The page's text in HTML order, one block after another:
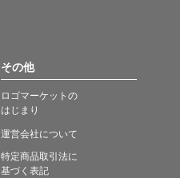
その他
ロゴマーケットの
はじまり
運営会社について
特定商品取引法に
基づく表記